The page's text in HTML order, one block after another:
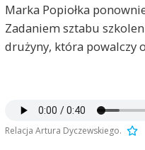
Marka Popiołka
Zadaniem sztabu
drużyny, która powalczy
Relacja Artura Dyczewskiego.